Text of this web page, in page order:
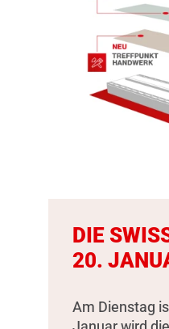
DIE
20.
Am Dienstag